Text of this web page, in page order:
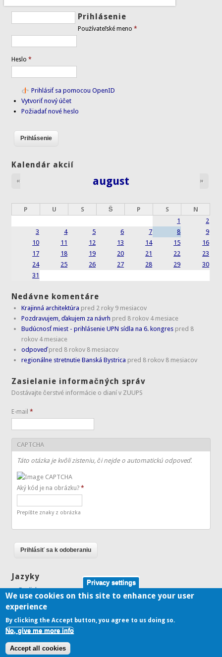
Prihlásenie
Používateľské meno*
Heslo*
Prihlásiť sa pomocou OpenID
Vytvoriť nový účet
Požiadať nové heslo
Kalendár akcií
august
« »
P U S Š P S
N
1
2
3
4 5 6 7 8
9
10
11 12 13 14 15
16
17
18 19 20 21 22
23
24
25 26 27 28 29
30
31
Nedávne komentáre
Krajinná architektúra pred 2 roky 9 mesiacov
Pozdravujem, ďakujem za návrh pred 8 rokov 4 mesiace
Budúcnosť miest - prihlásenie UPN sídla na 6. kongres pred 8
rokov 4 mesiace
odpoveď pred 8 rokov 8 mesiacov
regionálne stretnutie Banská Bystrica pred 8 rokov 8 mesiacov
Zasielanie informačných správ
Dostávajte čerstvé informácie o dianí v ZUUPS
E-mail*
CAPTCHA
Táto otázka je kvôli zisteniu, či nejde o automatickú odpoveď.
Aký kód je na obrázku?*
Prepíšte znaky z obrázka
Jazyky
English
Slovenčina
Copyright © 2026,
Theme Originally Created by
Privacy settings
We use cookies on this site to enhance your user
experience
By clicking the Accept button, you agree to us doing so.
No, give me more info
Accept all cookies